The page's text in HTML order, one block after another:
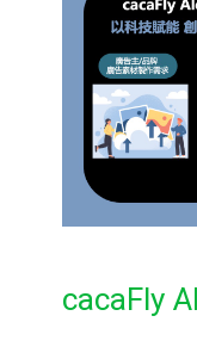
cacaFly